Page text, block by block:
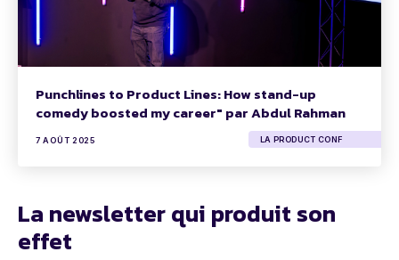
Punchlines to Product Lines: How stand-up
comedy boosted my career" par Abdul Rahman
7 AOÛT 2025 LA PRODUCT CONF
La newsletter qui produit son
effet